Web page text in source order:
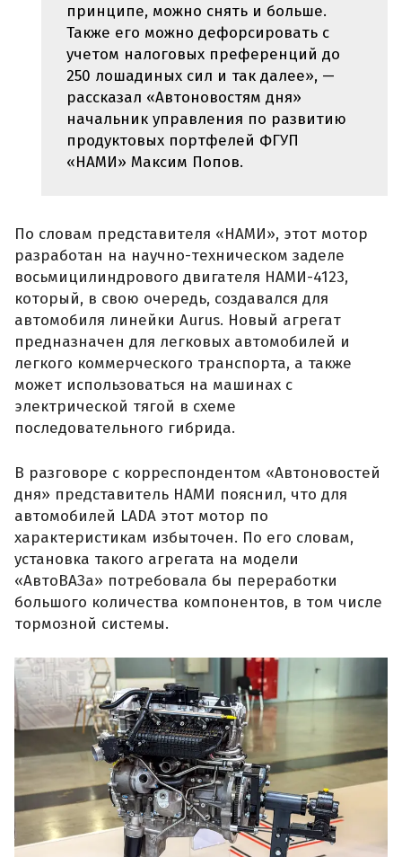
принципе, можно снять и больше.
Также его можно дефорсировать с
учетом налоговых преференций до
250 лошадиных сил и так далее», —
рассказал «Автоновостям дня»
начальник управления по развитию
продуктовых портфелей ФГУП
«НАМИ» Максим Попов.
По словам представителя «НАМИ», этот мотор
разработан на научно-техническом заделе
восьмицилиндрового двигателя НАМИ-4123,
который, в свою очередь, создавался для
автомобиля линейки Aurus. Новый агрегат
предназначен для легковых автомобилей и
легкого коммерческого транспорта, а также
может использоваться на машинах с
электрической тягой в схеме
последовательного гибрида.
В разговоре с корреспондентом «Автоновостей
дня» представитель НАМИ пояснил, что для
автомобилей LADA этот мотор по
характеристикам избыточен. По его словам,
установка такого агрегата на модели
«АвтоВАЗа» потребовала бы переработки
большого количества компонентов, в том числе
тормозной системы.